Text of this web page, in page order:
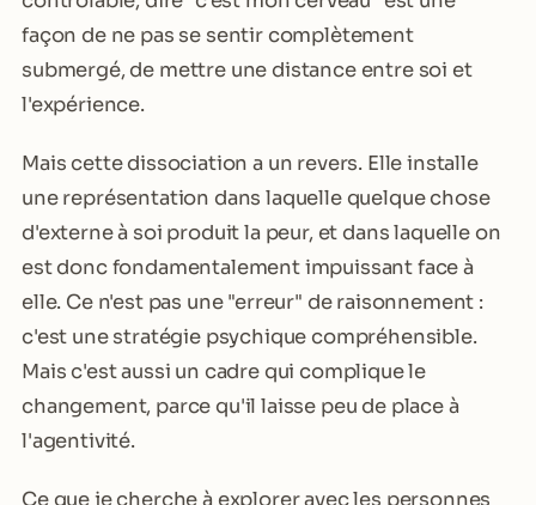
façon de ne pas se sentir complètement
submergé, de mettre une distance entre soi et
l'expérience.
Mais cette dissociation a un revers. Elle installe
une représentation dans laquelle quelque chose
d'externe à soi produit la peur, et dans laquelle on
est donc fondamentalement impuissant face à
elle. Ce n'est pas une "erreur" de raisonnement :
c'est une stratégie psychique compréhensible.
Mais c'est aussi un cadre qui complique le
changement, parce qu'il laisse peu de place à
l'agentivité.
Ce que je cherche à explorer avec les personnes